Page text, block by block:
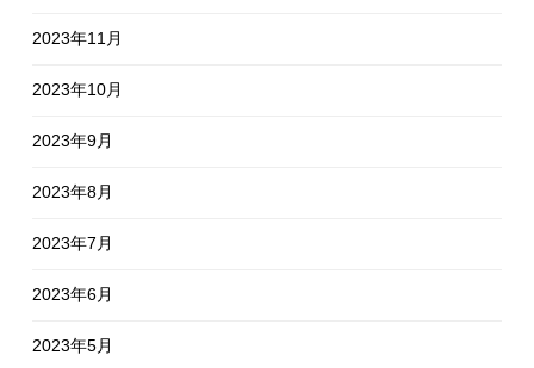
2023年11月
2023年10月
2023年9月
2023年8月
2023年7月
2023年6月
2023年5月